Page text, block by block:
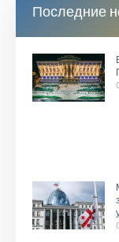
Последние